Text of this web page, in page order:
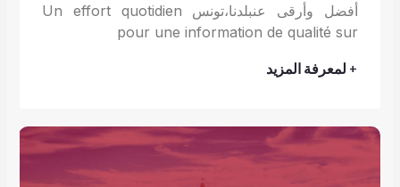
أفضل وأرقى عنبلدنا،تونس Un effort quotidien
pour une information de qualité sur
+ لمعرفة المزيد